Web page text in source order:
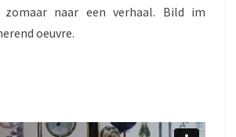
zomaar naar een verhaal. Bild im
oeuvre.